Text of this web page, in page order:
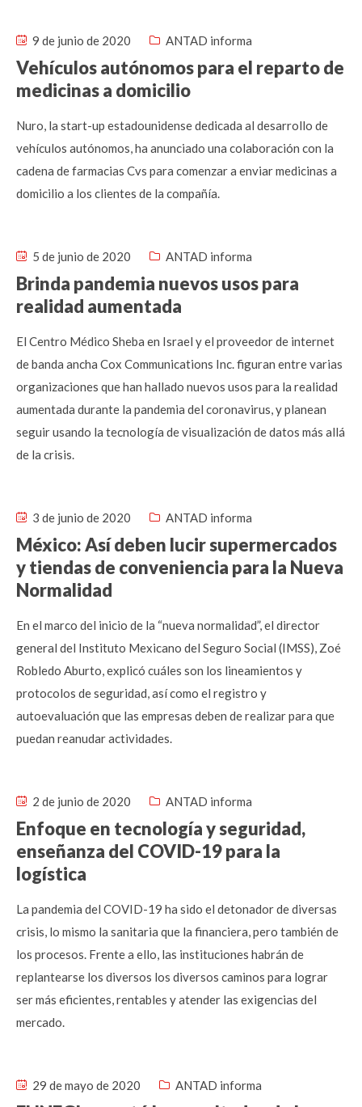
9 de junio de 2020 ANTAD informa
Vehículos autónomos para el reparto de
medicinas a domicilio
Nuro, la start-up estadounidense dedicada al desarrollo de
vehículos autónomos, ha anunciado una colaboración con la
cadena de farmacias Cvs para comenzar a enviar medicinas a
domicilio a los clientes de la compañía.
5 de junio de 2020 ANTAD informa
Brinda pandemia nuevos usos para
realidad aumentada
El Centro Médico Sheba en Israel y el proveedor de internet
de banda ancha Cox Communications Inc. figuran entre varias
organizaciones que han hallado nuevos usos para la realidad
aumentada durante la pandemia del coronavirus, y planean
seguir usando la tecnología de visualización de datos más allá
de la crisis.
3 de junio de 2020 ANTAD informa
México: Así deben lucir supermercados
y tiendas de conveniencia para la Nueva
Normalidad
En el marco del inicio de la “nueva normalidad”, el director
general del Instituto Mexicano del Seguro Social (IMSS), Zoé
Robledo Aburto, explicó cuáles son los lineamientos y
protocolos de seguridad, así como el registro y
autoevaluación que las empresas deben de realizar para que
puedan reanudar actividades.
2 de junio de 2020 ANTAD informa
Enfoque en tecnología y seguridad,
enseñanza del COVID-19 para la
logística
La pandemia del COVID-19 ha sido el detonador de diversas
crisis, lo mismo la sanitaria que la financiera, pero también de
los procesos. Frente a ello, las instituciones habrán de
replantearse los diversos los diversos caminos para lograr
ser más eficientes, rentables y atender las exigencias del
mercado.
29 de mayo de 2020 ANTAD informa